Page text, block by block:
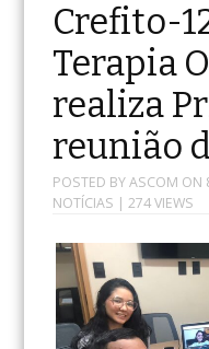
Crefito-
Terapia
realiza
reunião
POSTED BYASCOM ON
NOTÍCIAS | 274 VIEWS